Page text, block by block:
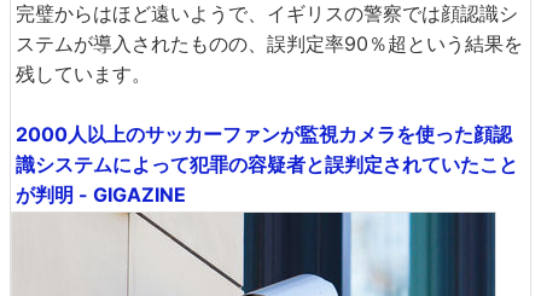
完璧からはほど遠いようで、イギリスの警察では顔認識シ
ステムが導入されたものの、誤判定率90％超という結果を
残しています。
2000人以上のサッカーファンが監視カメラを使った顔認
識システムによって犯罪の容疑者と誤判定されていたこと
が判明 - GIGAZINE